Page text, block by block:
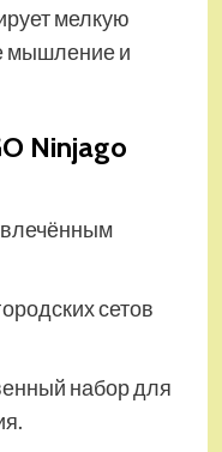
мелкую
мышление и
Ninjago
сетов
набор для